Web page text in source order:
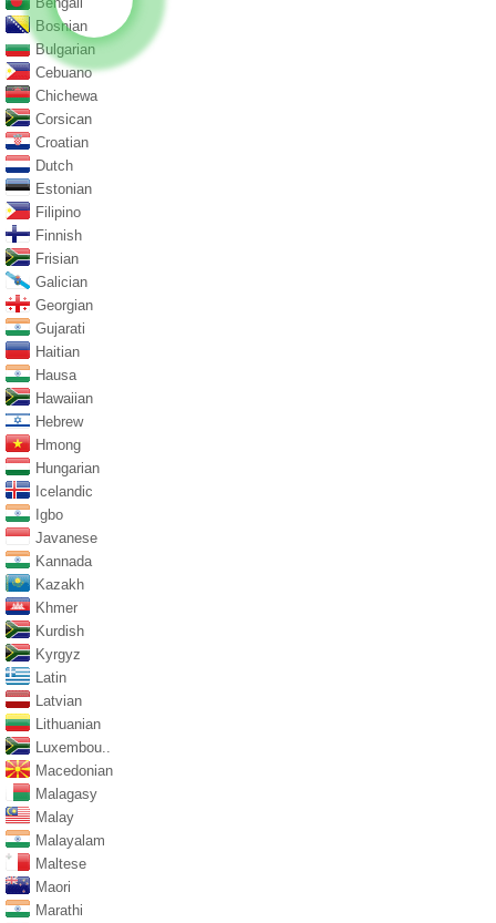
Bosnian
Bulgarian
Cebuano
Chichewa
Corsican
Croatian
Dutch
Estonian
Filipino
Finnish
Frisian
Galician
Georgian
Gujarati
Haitian
Hausa
Hawaiian
Hebrew
Hmong
Hungarian
Icelandic
Igbo
Javanese
Kannada
Kazakh
Khmer
Kurdish
Kyrgyz
Latin
Latvian
Lithuanian
Luxembou..
Macedonian
Malagasy
Malay
Malayalam
Maltese
Maori
Marathi